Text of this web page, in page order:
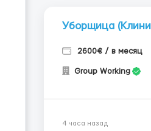
Уборщица
2600€ / в месяц
Group Working
4 часа назад